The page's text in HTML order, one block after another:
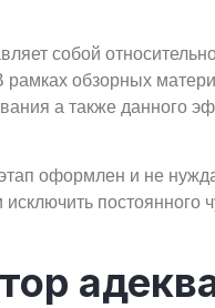
собой
рамках обзорных
а также данного
оформлен и не
постоянного